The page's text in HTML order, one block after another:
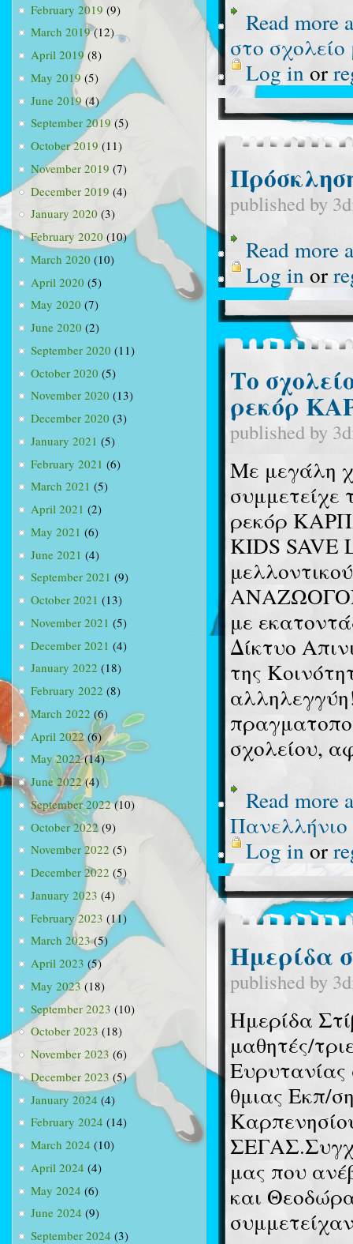
February 2019 (9)
March 2019(12)
April 2019(8)
May 2019 (5)
June 2019 (4)
September 2019 (5)
October 2019 (11)
November 2019 (7)
December 2019 (4)
January 2020 (3)
February 2020 (10)
March 2020 (10)
April 2020 (5)
May 2020 (7)
June 2020 (2)
September 2020 (11)
October 2020 (5)
November 2020 (13)
December 2020 (3)
January 2021 (5)
February 2021 (6)
March 2021 (5)
April 2021 (2)
May 2021 (6)
June 2021 (4)
September 2021 (9)
October 2021 (13)
November 2021 (5)
December 2021 (4)
January 2022 (18)
February 2022 (8)
March 2022 (6)
April 2022(6)
May 2022(14)
June 2022(4)
September 2022(10)
October 2022(9)
November 2022 (5)
December 2022 (5)
January 2023 (4)
February 2023 (11)
March 2023(5)
April 2023 (5)
May 2023(18)
September 2023 (10)
October 2023 (18)
November 2023 (6)
December 2023 (5)
January 2024 (4)
February 2024 (14)
March 2024 (10)
April 2024 (4)
May 2024 (6)
June 2024 (9)
September 2024 (3)
Read more
στο
Log in or
published by
Read more
Log inor
Το
ρεκόρ
published by
Με μεγάλη
συμμετείχε
ρεκόρ
KIDS SAVE
με
Δίκτυο
της
σχολείου,
Read more
Log in or
Ημερίδα
published by
Ημερίδα
μαθητές/
Ευρυτανίας
θμιας Εκπ/
μας που
και